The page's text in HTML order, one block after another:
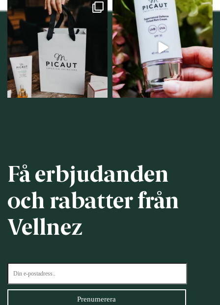
Vellnez – din
samlingsplats för
personlig handel i
12 0
Njut av solens härliga
strålar men skydda dig...
12 1
Få erbjudanden
och rabatter från
Vellnez